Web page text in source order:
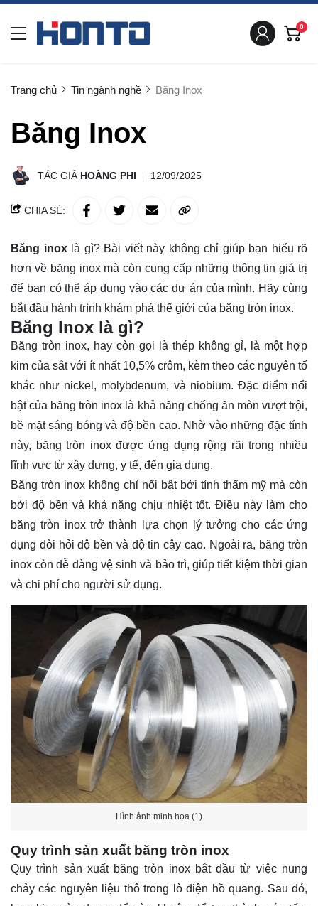
0
Trang chủ Tin ngành nghề Băng Inox
Băng Inox
TÁC GIẢ HOÀNG PHI 12/09/2025
CHIA SẺ:
Băng inox là gì? Bài viết này không chỉ giúp bạn hiểu rõ
hơn về băng inox mà còn cung cấp những thông tin giá trị
để bạn có thể áp dụng vào các dự án của mình. Hãy cùng
bắt đầu hành trình khám phá thế giới của băng tròn inox.
Băng Inox là gì?
Băng tròn inox, hay còn gọi là thép không gỉ, là một hợp
kim của sắt với ít nhất 10,5% crôm, kèm theo các nguyên tố
khác như nickel, molybdenum, và niobium. Đặc điểm nổi
bật của băng tròn inox là khả năng chống ăn mòn vượt trội,
bề mặt sáng bóng và độ bền cao. Nhờ vào những đặc tính
này, băng tròn inox được ứng dụng rộng rãi trong nhiều
lĩnh vực từ xây dựng, y tế, đến gia dụng.
Băng tròn inox không chỉ nổi bật bởi tính thẩm mỹ mà còn
bởi độ bền và khả năng chịu nhiệt tốt. Điều này làm cho
băng tròn inox trở thành lựa chọn lý tưởng cho các ứng
dụng đòi hỏi độ bền và độ tin cậy cao. Ngoài ra, băng tròn
inox còn dễ dàng vệ sinh và bảo trì, giúp tiết kiệm thời gian
và chi phí cho người sử dụng.
Hình ảnh minh họa (1)
Quy trình sản xuất băng tròn inox
Quy trình sản xuất băng tròn inox bắt đầu từ việc nung
chảy các nguyên liệu thô trong lò điện hồ quang. Sau đó,